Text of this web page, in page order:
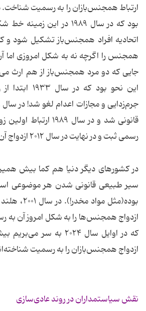
ارتباط همجنس‌بازان را به رسمیت شناخت.
بود که در سال ۱۹۸۹ در این
اتحادیه افراد همجنس‌باز تشکیل شود
همجنس را اگرچه نه به شکل امروزی اما
جایی که دو مرد همجنس‌باز از هم ارث
این نحو بود
قانونی شد و در سال
رسمی ثبت و در نهایت در سال ۲۰۱۲ ازدواج آن‌ها قانونی شد.
در کشورهای دیگر دنیا هم کما بیش
سیر طبیعی قانونی شدن هر موضوعی
بوده(مثل
ازدواج همجنس‌ها را به شکل امروز آن به
ازدواج همجنس‌بازان را به رسمیت
نقش سیاستمداران در روند عادی‌سازی